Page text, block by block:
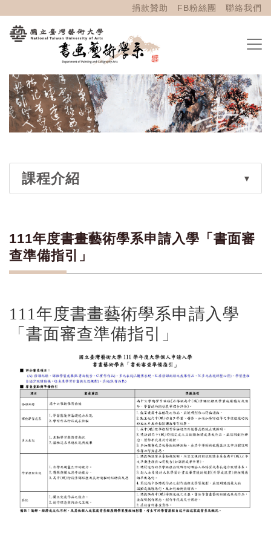
捐款贊助 FB粉絲團 聯絡我們
課程介紹
111年度書畫藝術學系申請入學「書面審
查準備指引」
111年度書畫藝術學系申請入學
「書面審查準備指引」